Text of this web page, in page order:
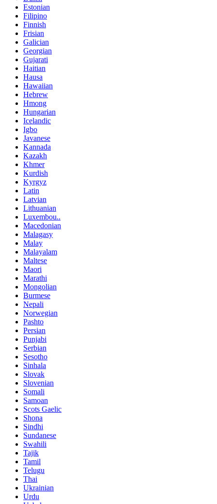
Estonian
Filipino
Finnish
Frisian
Galician
Georgian
Gujarati
Haitian
Hausa
Hawaiian
Hebrew
Hmong
Hungarian
Icelandic
Igbo
Javanese
Kannada
Kazakh
Khmer
Kurdish
Kyrgyz
Latin
Latvian
Lithuanian
Luxembou..
Macedonian
Malagasy
Malay
Malayalam
Maltese
Maori
Marathi
Mongolian
Burmese
Nepali
Norwegian
Pashto
Persian
Punjabi
Serbian
Sesotho
Sinhala
Slovak
Slovenian
Somali
Samoan
Scots Gaelic
Shona
Sindhi
Sundanese
Swahili
Tajik
Tamil
Telugu
Thai
Ukrainian
Urdu